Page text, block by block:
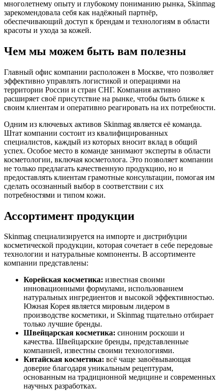
многолетнему опыту и глубокому пониманию рынка, Skinmag
зарекомендовала себя как надёжный партнёр,
обеспечивающий доступ к брендам и технологиям в области
красоты и ухода за кожей.
Чем мы можем быть вам полезны
Главный офис компании расположен в Москве, что позволяет
эффективно управлять логистикой и операциями на
территории России и стран СНГ. Компания активно
расширяет своё присутствие на рынке, чтобы быть ближе к
своим клиентам и оперативно реагировать на их потребности.
Одним из ключевых активов Skinmag является её команда.
Штат компании состоит из квалифицированных
специалистов, каждый из которых вносит вклад в общий
успех. Особое место в команде занимают эксперты в области
косметологии, включая косметолога. Это позволяет компании
не только предлагать качественную продукцию, но и
предоставлять клиентам грамотные консультации, помогая им
сделать осознанный выбор в соответствии с их
потребностями и типом кожи.
Ассортимент продукции
Skinmag специализируется на импорте и дистрибуции
косметической продукции, которая сочетает в себе передовые
технологии и натуральные компоненты. В ассортименте
компании представлены:
Корейская косметика: известная своими
инновационными формулами, использованием
натуральных ингредиентов и высокой эффективностью.
Южная Корея является мировым лидером в
производстве косметики, и Skinmag тщательно отбирает
только лучшие бренды.
Швейцарская косметика: синоним роскоши и
качества. Швейцарские бренды, представленные
компанией, известны своими технологиями.
Китайская косметика: всё чаще завоёвывающая
доверие благодаря уникальным рецептурам,
основанным на традиционной медицине и современных
научных разработках.